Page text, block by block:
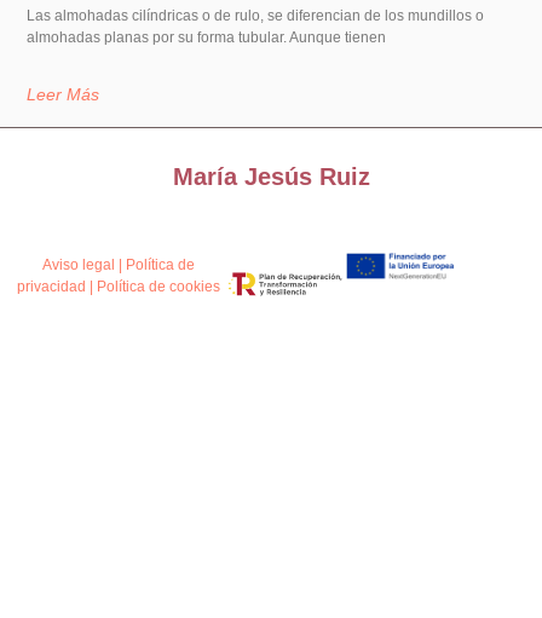
Las almohadas cilíndricas o de rulo, se diferencian de los mundillos o
almohadas planas por su forma tubular. Aunque tienen
Leer Más
María Jesús Ruiz
Aviso legal
Política de
privacidad
Política de cookies